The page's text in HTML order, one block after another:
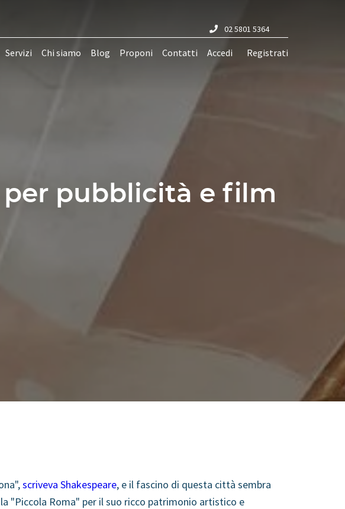
02 5801 5364
Servizi Chi siamo Blog Proponi Contatti Accedi Registrati
per pubblicità e film
scriveva Shakespeare, e il fascino di questa città sembra
"Piccola Roma" per il suo ricco patrimonio artistico e